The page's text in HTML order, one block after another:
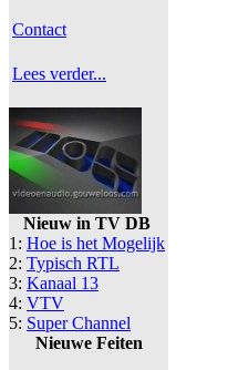
Contact
Lees verder...
Nieuw in TV DB
1: Hoe is het Mogelijk
2: Typisch RTL
3: Kanaal 13
4: VTV
5: Super Channel
Nieuwe Feiten